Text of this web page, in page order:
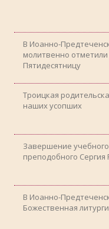
В Иоанно-
молитвенно
Пятидесятницу
Троицкая
наших усопших
Завершение
преподобного Сергия
В Иоанно-
Божественная